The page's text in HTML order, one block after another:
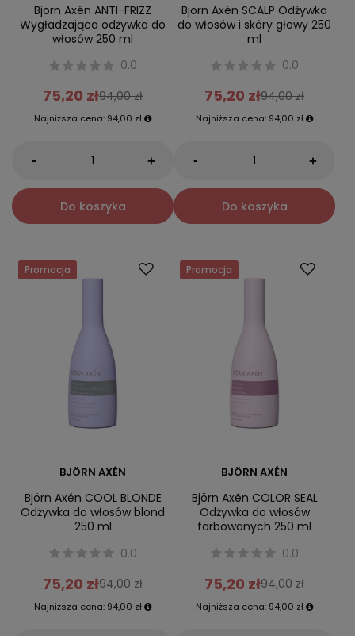
Björn Axén ANTI-FRIZZ
Wygładzająca odżywka do
włosów 250 ml
0.0
75,20 zł94,00 zł
Najniższa cena: 94,00 zł
- +
Do koszyka
Björn Axén SCALP Odżywka
do włosów i skóry głowy 250
ml
0.0
75,20 zł94,00 zł
Najniższa cena: 94,00 zł
- +
Do koszyka
Promocja
BJÖRN AXÉN
Björn Axén COOL BLONDE
Odżywka do włosów blond
250 ml
0.0
75,20 zł94,00 zł
Najniższa cena: 94,00 zł
Promocja
BJÖRN AXÉN
Björn Axén COLOR SEAL
Odżywka do włosów
farbowanych 250 ml
0.0
75,20 zł94,00 zł
Najniższa cena: 94,00 zł